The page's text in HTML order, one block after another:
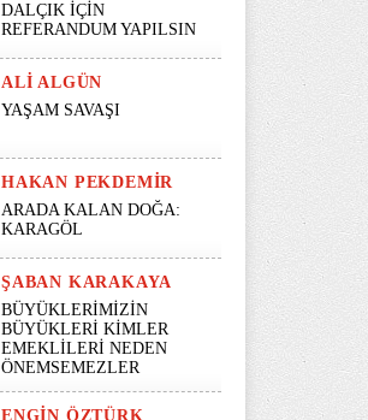
DALÇIK İÇİN
REFERANDUM YAPILSIN
ALI ALGÜN
YAŞAM SAVAŞI
HAKAN PEKDEMIR
ARADA KALAN DOĞA:
KARAGÖL
ŞABAN KARAKAYA
BÜYÜKLERİMİZİN
BÜYÜKLERİ KİMLER
EMEKLİLERİ NEDEN
ÖNEMSEMEZLER
ENGIN ÖZTÜRK